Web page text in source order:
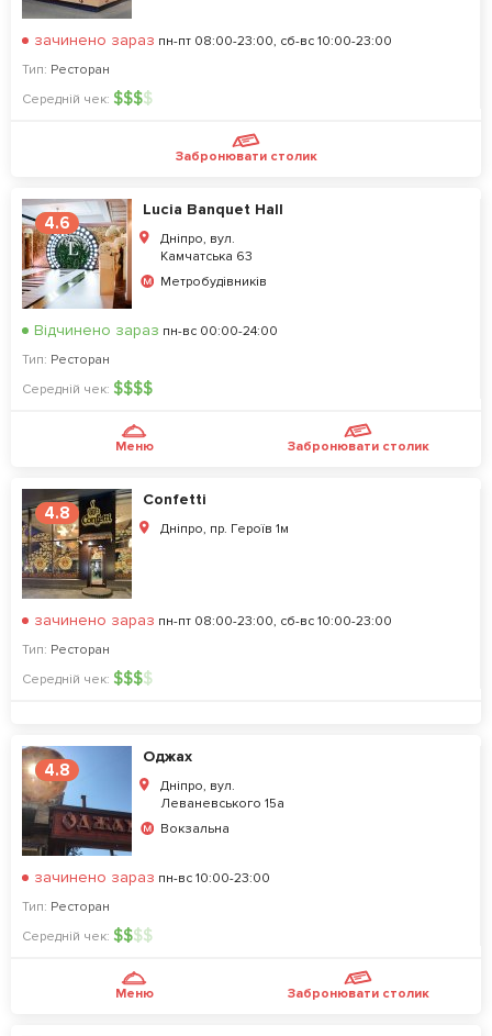
зачинено зараз пн-пт 08:00-23:00, сб-вс 10:00-23:00
Тип: Ресторан
Середній чек: $$$$
Забронювати столик
4.6
Lucia Banquet Hall
Дніпро, вул.
Камчатська 63
Метробудівників
Відчинено зараз пн-вс 00:00-24:00
Тип: Ресторан
Середній чек: $$$$
Меню Забронювати столик
4.8
Confetti
Дніпро, пр. Героїв 1м
зачинено зараз пн-пт 08:00-23:00, сб-вс 10:00-23:00
Тип: Ресторан
Середній чек: $$$$
4.8
Оджах
Дніпро, вул.
Леваневського 15а
Вокзальна
зачинено зараз пн-вс 10:00-23:00
Тип: Ресторан
Середній чек: $$$$
Меню Забронювати столик